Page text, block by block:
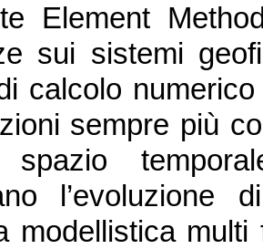
Element
sui sistemi
calcolo
sempre più
spazio
modellistica